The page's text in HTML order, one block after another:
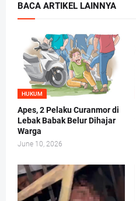
BACA ARTIKEL LAINNYA
HUKUM
Apes, 2 Pelaku Curanmor di
Lebak Babak Belur Dihajar
Warga
June 10, 2026